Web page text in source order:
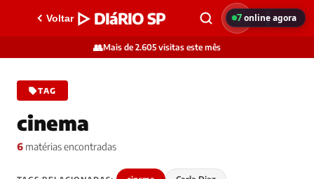
Voltar ▷ DIáRIO SP
👥Mais de 2.605 visitas este mês
TAG
cinema
6 matérias encontradas
7online agora